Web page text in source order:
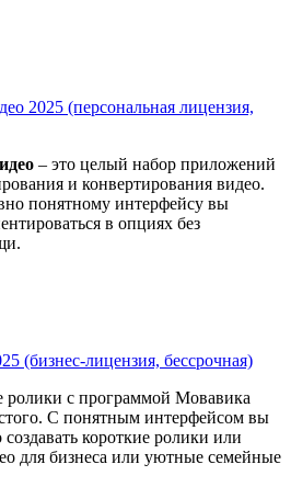
2025 (персональная лицензия,
– это целый набор приложений
и конвертирования видео.
понятному интерфейсу вы
в опциях без
(бизнес-лицензия, бессрочная)
ролики с программой Мовавика
С понятным интерфейсом вы
короткие ролики или
для бизнеса или уютные семейные